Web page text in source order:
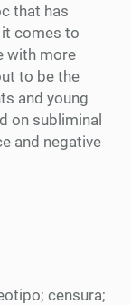
that has
it comes to
with more
to be the
and young
on subliminal
and negative
censura;